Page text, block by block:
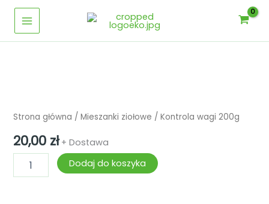
Przejdź
treści
Main
Menu
Strona główna /Mieszanki ziołowe / Kontrola wagi 200g
20,00 zł + Dostawa
wagi
200g
Dodaj do koszyka
200g